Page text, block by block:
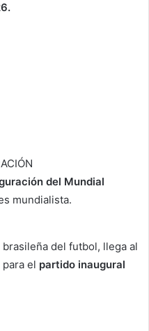
del Mundial
mundialista.
brasileña del futbol, llega al
el partido inaugural